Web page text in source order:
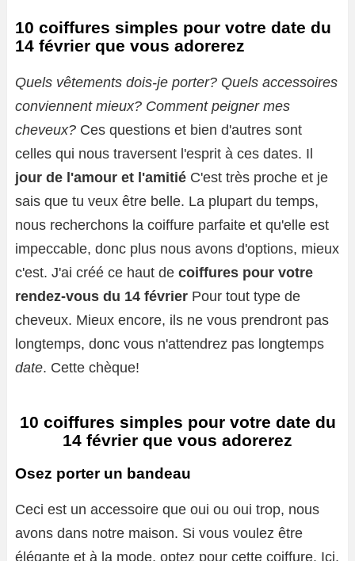
10 coiffures simples pour votre date du
14 février que vous adorerez
Quels vêtements dois-je porter? Quels accessoires
conviennent mieux? Comment peigner mes
cheveux? Ces questions et bien d'autres sont
celles qui nous traversent l'esprit à ces dates. Il
jour de l'amour et l'amitié C'est très proche et je
sais que tu veux être belle. La plupart du temps,
nous recherchons la coiffure parfaite et qu'elle est
impeccable, donc plus nous avons d'options, mieux
c'est. J'ai créé ce haut de coiffures pour votre
rendez-vous du 14 février Pour tout type de
cheveux. Mieux encore, ils ne vous prendront pas
longtemps, donc vous n'attendrez pas longtemps
date. Cette chèque!
10 coiffures simples pour votre date du
14 février que vous adorerez
Osez porter un bandeau
Ceci est un accessoire que oui ou oui trop, nous
avons dans notre maison. Si vous voulez être
élégante et à la mode, optez pour cette coiffure. Ici,